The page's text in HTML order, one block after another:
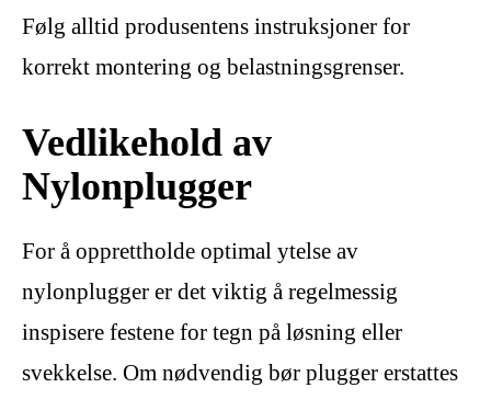
Følg alltid produsentens instruksjoner for
korrekt montering og belastningsgrenser.
Vedlikehold av
Nylonplugger
For å opprettholde optimal ytelse av
nylonplugger er det viktig å regelmessig
inspisere festene for tegn på løsning eller
svekkelse. Om nødvendig bør plugger erstattes